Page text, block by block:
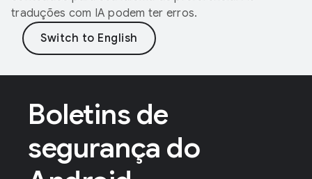
traduções com IA podem ter erros.
Boletins de
segurança do